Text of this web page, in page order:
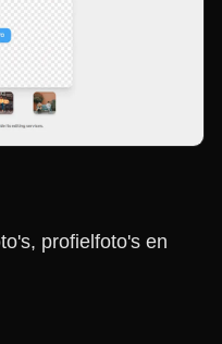
profielfoto's en